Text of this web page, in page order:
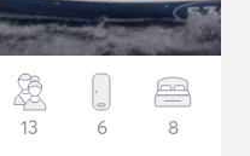
13 6 8